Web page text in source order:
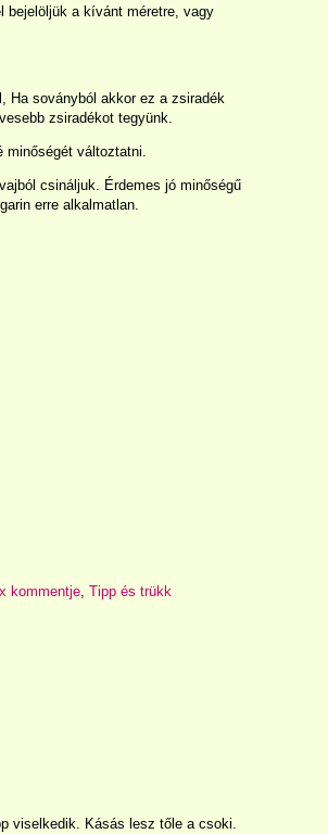
bejelöljük a kívánt méretre, vagy
Ha soványból akkor ez a zsiradék
zsiradékot tegyünk.
változtatni.
csináljuk. Érdemes jó minőségű
erre alkalmatlan.
kommentje, Tipp és trükk
viselkedik. Kásás lesz tőle a csoki.